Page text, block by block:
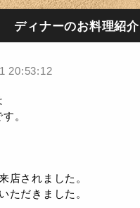
ディナーのお料理紹介
20:53:12
。
店されました。
ただきました。